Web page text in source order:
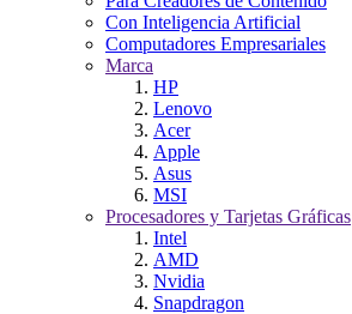
Con Inteligencia Artificial
Computadores Empresariales
Marca
HP
Lenovo
Acer
Apple
Asus
MSI
Procesadores y Tarjetas Gráficas
Intel
AMD
Nvidia
Snapdragon